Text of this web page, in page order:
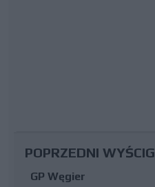
POPRZEDNI WYŚCIG
GP Węgier